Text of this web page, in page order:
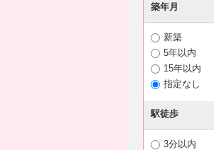
築年月
新築
5年以内
15年以内
指定なし
駅徒歩
3分以内